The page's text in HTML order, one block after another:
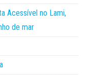
Acessível no Lami,
de mar